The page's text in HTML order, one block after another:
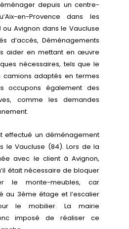
depuis un centre-
en-Provence dans les
ou Avignon dans le Vaucluse
d’accès, Déménagements
aider en mettant en œuvre
nécessaires, tels que le
adaptés en termes
occupons également des
comme les demandes
effectué un déménagement
le Vaucluse (84). Lors de la
avec le client à Avignon,
était nécessaire de bloquer
le monte-meubles, car
au 3ème étage et l’escalier
le mobilier. La mairie
imposé de réaliser ce